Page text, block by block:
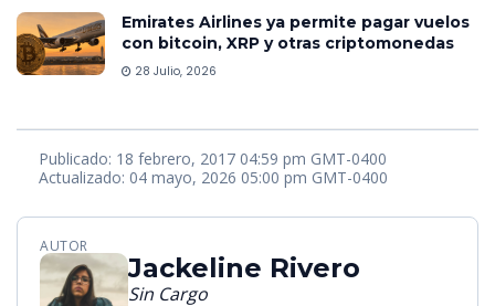
Emirates Airlines ya permite pagar vuelos
con bitcoin, XRP y otras criptomonedas
28 Julio, 2026
Publicado: 18 febrero, 2017 04:59 pm GMT-0400
Actualizado: 04 mayo, 2026 05:00 pm GMT-0400
AUTOR
Jackeline Rivero
Sin Cargo